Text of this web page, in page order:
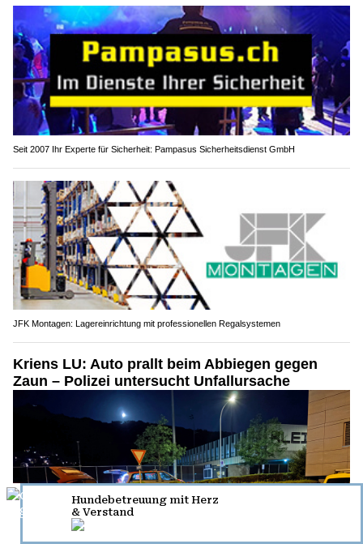
Seit 2007 Ihr Experte für Sicherheit: Pampasus Sicherheitsdienst GmbH
JFK Montagen: Lagereinrichtung mit professionellen Regalsystemen
Kriens LU: Auto prallt beim Abbiegen gegen
Zaun – Polizei untersucht Unfallursache